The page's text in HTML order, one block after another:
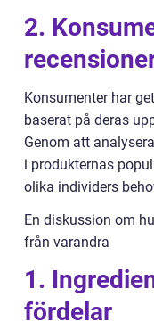
2.
Konsumenter har
baserat på deras
Genom att
i produkternas
olika individers
En diskussion om
från varandra
1.
fördelar